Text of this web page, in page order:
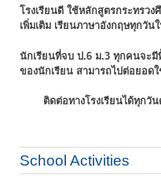
โรงเรียนดี ใช้หลักสูตรกระทรว
เพิ่มเติม เรียนภาษาอังกฤษทุกวัน
นักเรียนที่จบ ป.6 ม.3 ทุกคนจะมี
ของนักเรียน สามารถไปต่อยอด
ติดต่อทางโรงเรียนได้ทุกวั
School Activities